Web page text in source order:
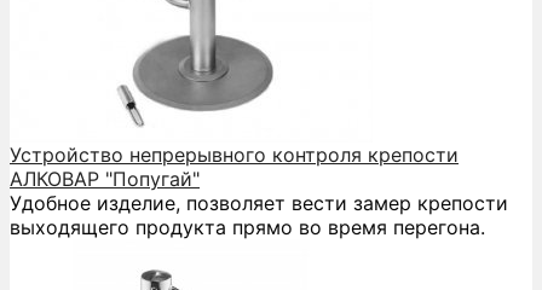
Устройство непрерывного контроля крепости
АЛКОВАР "Попугай"
Удобное изделие, позволяет вести замер крепости
выходящего продукта прямо во время перегона.